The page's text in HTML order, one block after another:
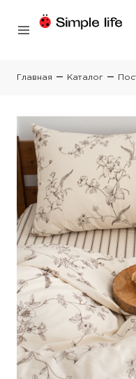
Главная Каталог